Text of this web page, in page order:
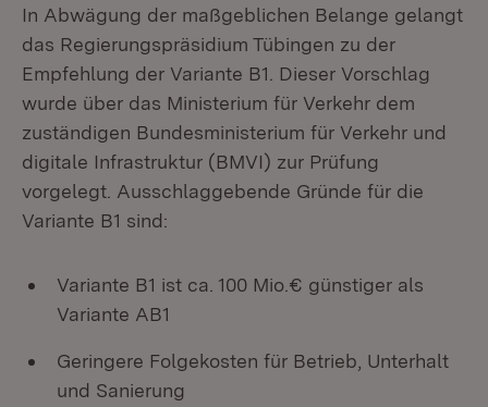
In Abwägung der maßgeblichen Belange gelangt
das Regierungspräsidium Tübingen zu der
Empfehlung der Variante B1. Dieser Vorschlag
wurde über das Ministerium für Verkehr dem
zuständigen Bundesministerium für Verkehr und
digitale Infrastruktur (BMVI) zur Prüfung
vorgelegt. Ausschlaggebende Gründe für die
Variante B1 sind:
Variante B1 ist ca. 100 Mio.€ günstiger als
Variante AB1
Geringere Folgekosten für Betrieb, Unterhalt
und Sanierung